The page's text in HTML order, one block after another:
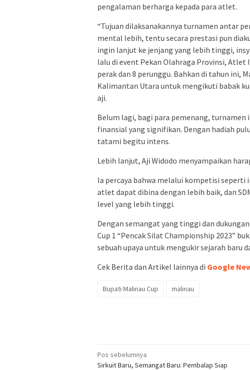
pengalaman berharga kepada para atlet.
“Tujuan dilaksanakannya turnamen antar
mental lebih, tentu secara prestasi pun
ingin lanjut ke jenjang yang lebih tinggi,
lalu di event Pekan Olahraga Provinsi, Atlet
perak dan 8 perunggu. Bahkan di tahun ini,
Kalimantan Utara untuk mengikuti babak
aji.
Belum lagi, bagi para pemenang,
finansial yang signifikan. Dengan hadiah
tatami begitu intens.
Lebih lanjut, Aji Widodo menyampaikan
Ia percaya bahwa melalui kompetisi
atlet dapat dibina dengan lebih baik, dan
level yang lebih tinggi.
Dengan semangat yang tinggi dan
Cup 1 “Pencak Silat Championship 2023”
sebuah upaya untuk mengukir sejarah baru
Cek Berita dan Artikel lainnya di Google
Bupati Malinau Cup malinau
Navigasi
Pos sebelumnya
Sirkuit Baru, Semangat Baru: Pembalap Siap